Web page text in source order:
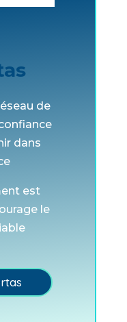
de
dans
est
le